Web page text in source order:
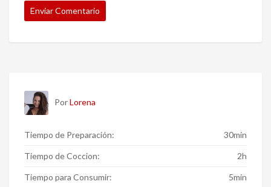
PorLorena
Tiempo de Preparación: 30min
Tiempo de Coccion: 2h
Tiempo para Consumir: 5min